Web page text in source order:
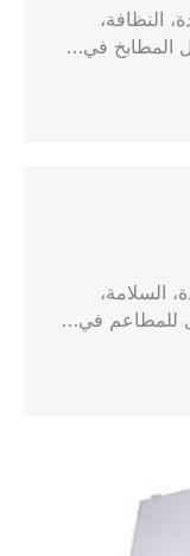
النظافة،
المطابخ في…
السلامة،
للمطاعم في…